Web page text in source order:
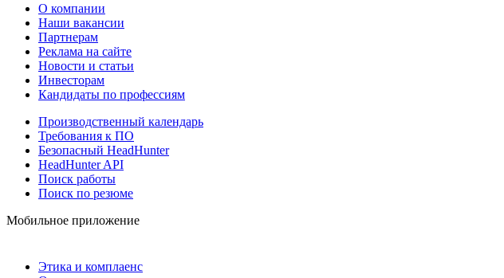
О компании
Наши вакансии
Партнерам
Реклама на сайте
Новости и статьи
Инвесторам
Кандидаты по профессиям
Производственный календарь
Требования к ПО
Безопасный HeadHunter
HeadHunter API
Поиск работы
Поиск по резюме
Мобильное приложение
Этика и комплаенс